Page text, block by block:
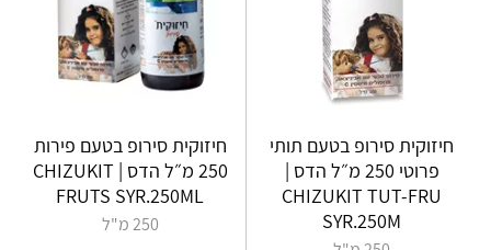
חיזוקית סירופ בטעם תותי
פרוטי 250 מ״ל הדס |
CHIZUKIT TUT-FRU
SYR.250M
חיזוקית סירופ בטעם פירות
250 מ״ל הדס | CHIZUKIT
FRUTS SYR.250ML
250 מ"ל